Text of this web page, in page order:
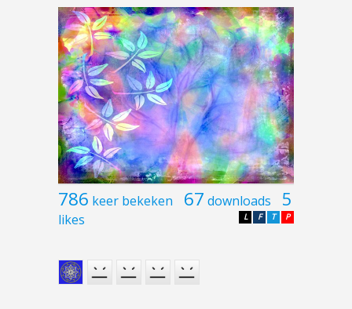
786 keer bekeken 67 downloads 5
likes P
T
F
L